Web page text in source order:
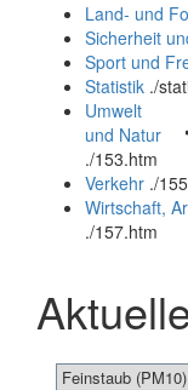
und
schließen
Land- und
Sicherheit
Sport und
Statistik ./
Umwelt
und Natur
./153.htm
Verkehr ./
Wirtschaft,
./157.htm